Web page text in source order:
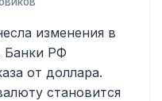
изменения в
Банки РФ
от доллара.
становится